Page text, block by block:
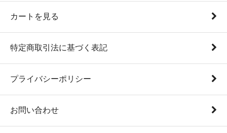
カートを見る
特定商取引法に基づく表記
プライバシーポリシー
お問い合わせ